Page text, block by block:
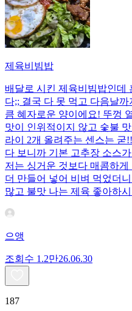
제육비빔밥
배달로 시킨 제육비빔밥인데
다;; 결국 다 못 먹고 다음날
큼 혜자로운 양이에요! 뚜껑
맛이 인위적이지 않고 숯불
라이 2개 올려주는 센스는 굳
다 보니까 기본 고추장 소스
저는 싱거운 것보다 매콤하
더 만들어 넣어 비벼 먹었더
많고 불맛 나는 제육 좋아하
으앵
조회수 1.2만26.06.30
187